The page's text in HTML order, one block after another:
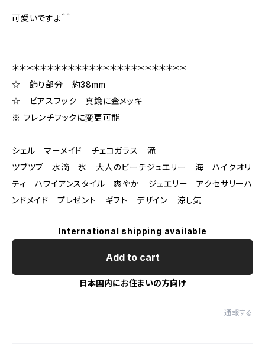
可愛いですよ＾＾
＊＊＊＊＊＊＊＊＊＊＊＊＊＊＊＊＊＊＊＊＊＊＊＊＊
☆ 飾り部分 約38mm
☆ ピアスフック 真鍮に金メッキ
※ フレンチフックに変更可能
シェル マーメイド チェコガラス 滝
ツブツブ 水滴 氷 大人のビーチジュエリー 海 ハイクオリ
ティ ハワイアンスタイル 爽やか ジュエリー アクセサリーハ
ンドメイド プレゼント ギフト デザイン 涼し気
International shipping available
Add to cart
日本国内にお住まいの方向け
通報する